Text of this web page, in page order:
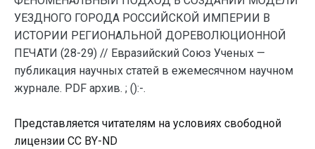
УЕЗДНОГО ГОРОДА РОССИЙСКОЙ ИМПЕРИИ В
ИСТОРИИ РЕГИОНАЛЬНОЙ ДОРЕВОЛЮЦИОННОЙ
ПЕЧАТИ (28-29) // Евразийский Союз Ученых —
публикация научных статей в ежемесячном научном
журнале. PDF архив. ; ():-.
Представляется читателям на условиях свободной
лицензии CC BY-ND